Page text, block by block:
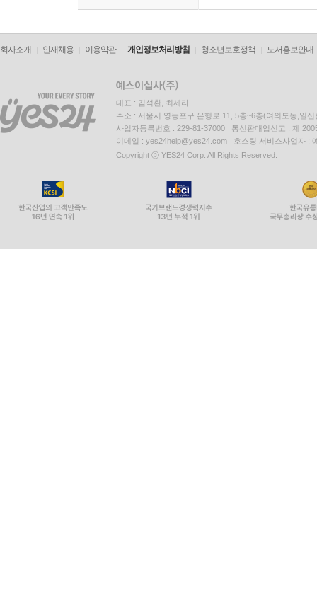
회사소개 인재채용 이용약관 개인정보처리방침 청소년보호정책 도서홍보안내
대표 : 김석환, 최세라
주소 : 서울시 영등포구 은행로 11, 5층~6층(여의도동,일신
사업자등록번호 : 229-81-37000 통신판매업신고 : 제
이메일 : yes24help@yes24.com 호스팅 서비스사업자 :
Copyright ⓒ YES24 Corp. All Rights Reserved.